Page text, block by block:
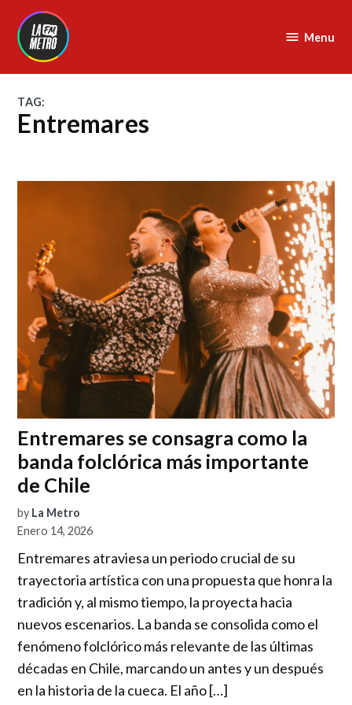
content
Menu
TAG:
Entremares
Entremares se consagra como la
banda folclórica más importante
de Chile
by La Metro
Enero 14, 2026
Entremares atraviesa un periodo crucial de su
trayectoria artística con una propuesta que honra la
tradición y, al mismo tiempo, la proyecta hacia
nuevos escenarios. La banda se consolida como el
fenómeno folclórico más relevante de las últimas
décadas en Chile, marcando un antes y un después
en la historia de la cueca. El año […]